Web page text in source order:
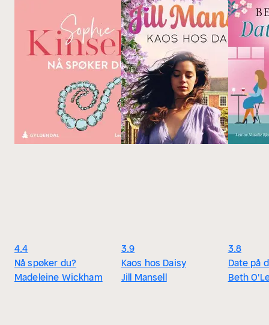
4.4
Nå spøker du?
Madeleine Wickham
3.9
Kaos hos Daisy
Jill Mansell
3.8
Date på
Beth